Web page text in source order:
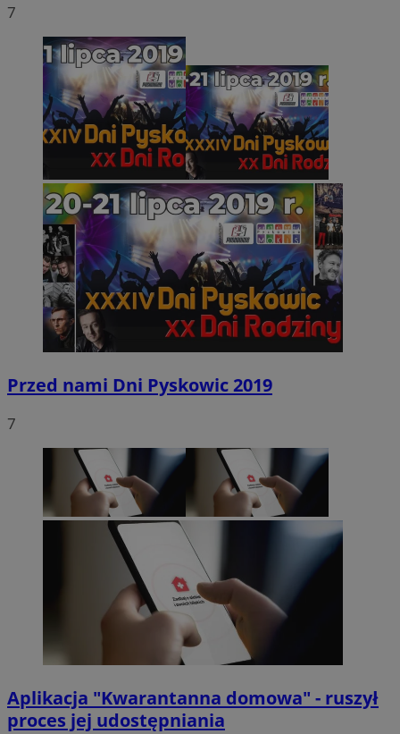
7
Przed nami Dni Pyskowic 2019
7
Aplikacja "Kwarantanna domowa" - ruszył
proces jej udostępniania